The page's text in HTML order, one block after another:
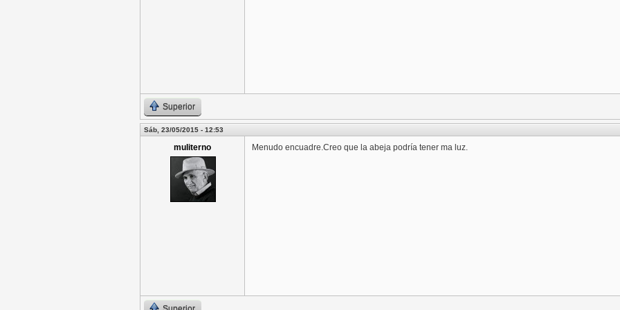
Superior
Sáb, 23/05/2015 - 12:53
muliterno Menudo encuadre.Creo que la abeja podría tener ma luz.